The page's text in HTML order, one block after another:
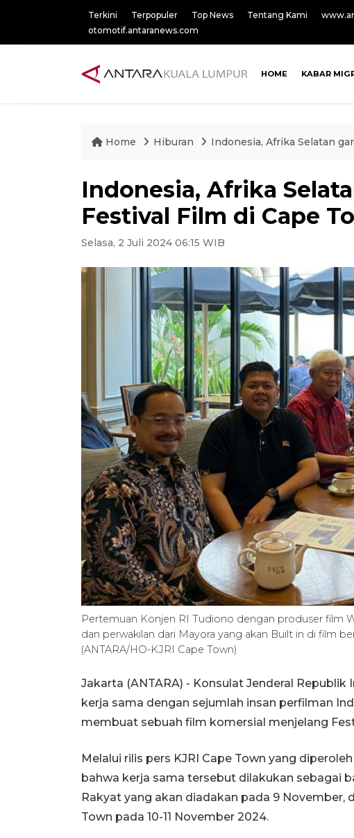
Terkini Terpopuler Top News Tentang Kami
otomotif.antaranews.com
HOME KABAR
Home Hiburan Indonesia, Afrika Selatan
Indonesia, Afrika
Festival Film di Cape
Selasa, 2 Juli 2024 06:15 WIB
Pertemuan Konjen RI Tudiono dengan produser film
dan perwakilan dari Mayora yang akan Built in di film
(ANTARA/HO-KJRI Cape Town)
Jakarta (ANTARA) - Konsulat Jenderal Republik
kerja sama dengan sejumlah insan perfilman
membuat sebuah film komersial menjelang
Melalui rilis pers KJRI Cape Town yang
bahwa kerja sama tersebut dilakukan sebagai
Rakyat yang akan diadakan pada 9 November,
Town pada 10-11 November 2024.